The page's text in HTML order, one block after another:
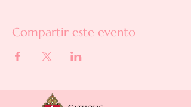
Compartir este evento